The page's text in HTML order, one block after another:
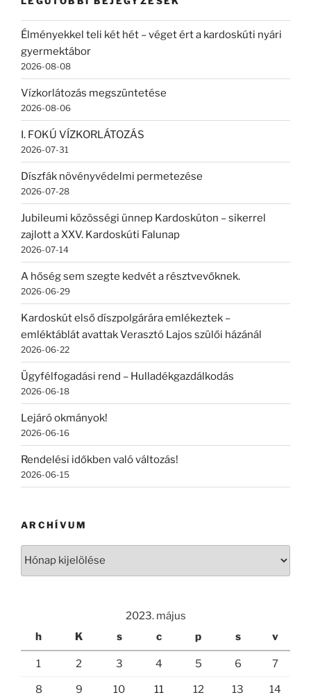
Élményekkel teli két hét – véget ért a kardoskúti nyári
gyermektábor
2026-08-08
Vízkorlátozás megszüntetése
2026-08-06
I. FOKÚ VÍZKORLÁTOZÁS
2026-07-31
Díszfák növényvédelmi permetezése
2026-07-28
Jubileumi közösségi ünnep Kardoskúton – sikerrel
zajlott a XXV. Kardoskúti Falunap
2026-07-14
A hőség sem szegte kedvét a résztvevőknek.
2026-06-29
Kardoskút első díszpolgárára emlékeztek –
emléktáblát avattak Verasztó Lajos szülői házánál
2026-06-22
Ügyfélfogadási rend – Hulladékgazdálkodás
2026-06-18
Lejáró okmányok!
2026-06-16
Rendelési időkben való változás!
2026-06-15
ARCHÍVUM
2023. május
h
K s c p s v
1 2 3 4 5 6 7
8 9 10 11 12 13 14